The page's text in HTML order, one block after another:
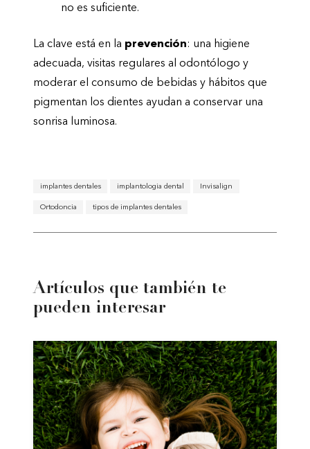
no es suficiente.
La clave está en la prevención: una higiene
adecuada, visitas regulares al odontólogo y
moderar el consumo de bebidas y hábitos que
pigmentan los dientes ayudan a conservar una
sonrisa luminosa.
implantes dentales implantologia dental Invisalign
Ortodoncia tipos de implantes dentales
Artículos que también te
pueden interesar